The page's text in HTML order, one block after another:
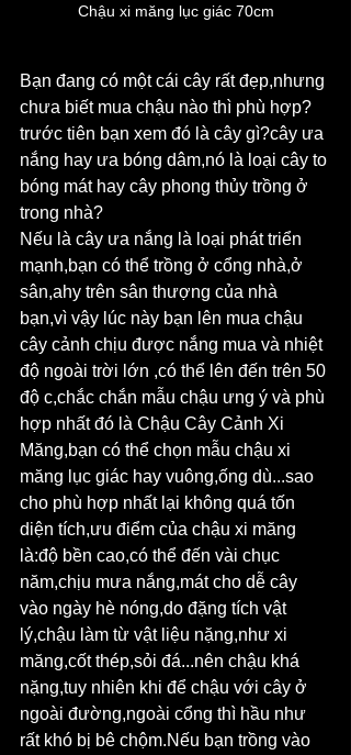
Chậu xi măng lục giác 70cm
Bạn đang có một cái cây rất đẹp,nhưng
chưa biết mua chậu nào thì phù hợp?
trước tiên bạn xem đó là cây gì?cây ưa
nắng hay ưa bóng dâm,nó là loại cây to
bóng mát hay cây phong thủy trồng ở
trong nhà?
Nếu là cây ưa nắng là loại phát triển
mạnh,bạn có thể trồng ở cổng nhà,ở
sân,ahy trên sân thượng của nhà
bạn,vì vậy lúc này bạn lên mua chậu
cây cảnh chịu được nắng mua và nhiệt
độ ngoài trời lớn ,có thể lên đến trên 50
độ c,chắc chắn mẫu chậu ưng ý và phù
hợp nhất đó là Chậu Cây Cảnh Xi
Măng,bạn có thể chọn mẫu chậu xi
măng lục giác hay vuông,ống dù...sao
cho phù hợp nhất lại không quá tốn
diện tích,ưu điểm của chậu xi măng
là:độ bền cao,có thể đến vài chục
năm,chịu mưa nắng,mát cho dễ cây
vào ngày hè nóng,do đặng tích vật
lý,chậu làm từ vật liệu nặng,như xi
măng,cốt thép,sỏi đá...nên chậu khá
nặng,tuy nhiên khi để chậu với cây ở
ngoài đường,ngoài cổng thì hầu như
rất khó bị bê chộm.Nếu bạn trồng vào